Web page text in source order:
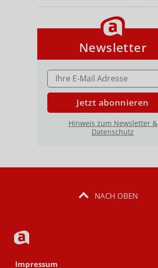
Newsletter
E-MAIL ADRESSE
Jetzt abonnieren
Hinweis zum Newsletter &
Datenschutz
NACH OBEN
Impressum